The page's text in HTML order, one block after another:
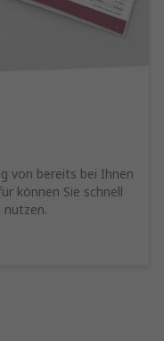
von bereits bei Ihnen
können Sie schnell
nutzen.